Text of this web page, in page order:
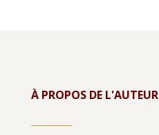
À PROPOS DE L'AUTEUR